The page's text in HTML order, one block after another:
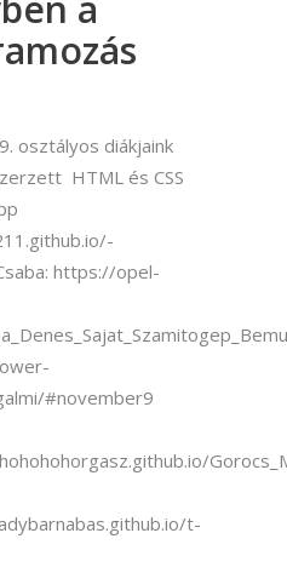
osztályos diákjaink
HTML és CSS
https://opel-
#november9
t-